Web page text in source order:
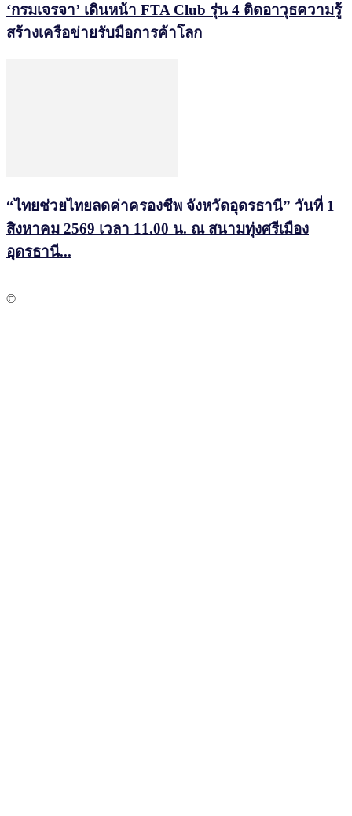
‘กรมเจรจา’ เดินหน้า FTA Club รุ่น 4 ติดอาวุธความรู้
สร้างเครือข่ายรับมือการค้าโลก
“ไทยช่วยไทยลดค่าครองชีพ จังหวัดอุดรธานี” วันที่ 1
สิงหาคม 2569 เวลา 11.00 น. ณ สนามทุ่งศรีเมือง
อุดรธานี...
©